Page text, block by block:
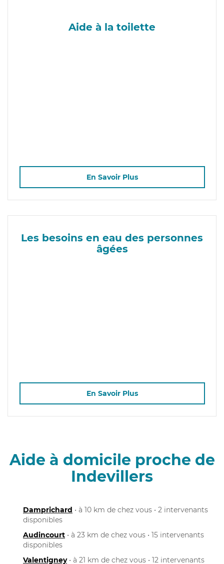
Aide à la toilette
En Savoir Plus
Les besoins en eau des personnes
âgées
En Savoir Plus
Aide à domicile proche de
Indevillers
Damprichard • à 10 km de chez vous • 2 intervenants
disponibles
Audincourt • à 23 km de chez vous • 15 intervenants
disponibles
Valentigney• à 21 km de chez vous • 12 intervenants